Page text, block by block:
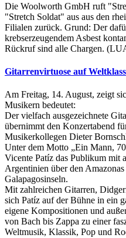
Die Woolworth GmbH ruft
"Stretch Soldat" aus aus den
Filialen zurück. Grund: Der
krebserzeugendem Asbest
Rückruf sind alle Chargen.
Gitarrenvirtuose auf
Am Freitag, 14. August, zeigt
Musikern bedeutet:
Der vielfach ausgezeichnete
übernimmt den Konzertabend
Musikerkollegen Dieter
Unter dem Motto „Ein Mann,
Vicente Patíz das Publikum mit
Argentinien über den
Galapagosinseln.
Mit zahlreichen Gitarren,
sich Patíz auf der Bühne in ein
eigene Kompositionen und
von Bach bis Zappa zu einer
Weltmusik, Klassik, Pop und